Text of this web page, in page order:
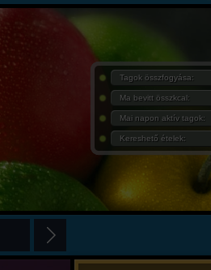
Tagok összfogyása:
Ma bevitt összkcal:
Mai napon aktív tagok:
Kereshető ételek: